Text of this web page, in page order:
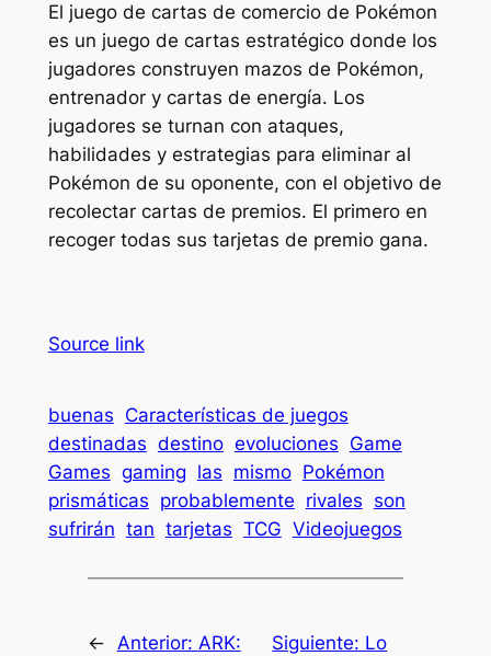
El juego de cartas de comercio de Pokémon
es un juego de cartas estratégico donde los
jugadores construyen mazos de Pokémon,
entrenador y cartas de energía. Los
jugadores se turnan con ataques,
habilidades y estrategias para eliminar al
Pokémon de su oponente, con el objetivo de
recolectar cartas de premios. El primero en
recoger todas sus tarjetas de premio gana.
Source link
buenas Características de juegos
destinadas destino evoluciones Game
Games gaming las mismo Pokémon
prismáticas probablemente rivales son
sufrirán tan tarjetas TCG Videojuegos
← Anterior: ARK: Siguiente: Lo